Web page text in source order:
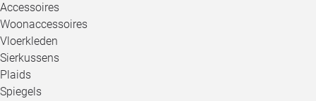
Accessoires
Woonaccessoires
Vloerkleden
Sierkussens
Plaids
Spiegels